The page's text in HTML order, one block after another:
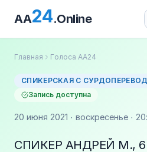
AA24.Online
Главная Голоса АА24
СПИКЕРСКАЯ С
Запись доступна
20 июня 2021 · воскресенье ·
СПИКЕР АНДРЕЙ М.,